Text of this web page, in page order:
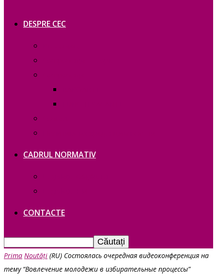
DESPRE CEC
CADRUL NORMATIV
CONTACTE
Prima Noutăți (RU) Состоялась очередная видеоконференция на
тему “Вовлечение молодежи в избирательные процессы”